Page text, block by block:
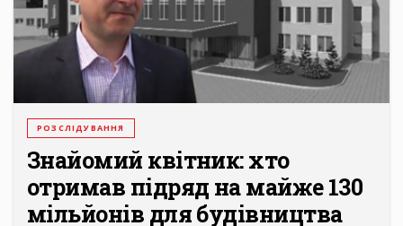
РОЗСЛІДУВАННЯ
Знайомий квітник: хто
отримав підряд на майже 130
мільйонів для будівництва